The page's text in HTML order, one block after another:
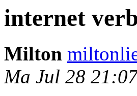
internet
Milton
Ma Jul 28